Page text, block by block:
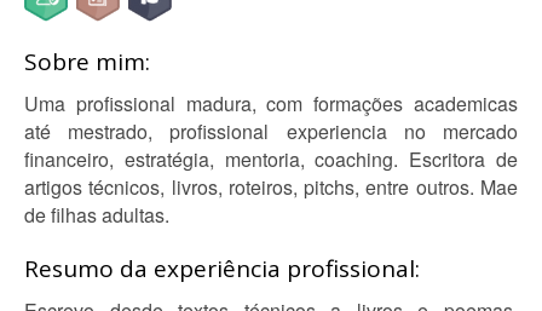
Sobre mim:
Uma profissional madura, com formações academicas
até mestrado, profissional experiencia no mercado
financeiro, estratégia, mentoria, coaching. Escritora de
artigos técnicos, livros, roteiros, pitchs, entre outros. Mae
de filhas adultas.
Resumo da experiência profissional: